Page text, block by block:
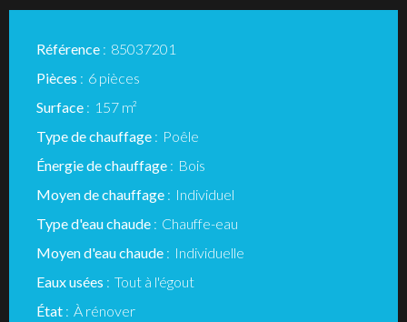
Référence
85037201
Pièces
6 pièces
Surface
157 m²
Type de chauffage
Poêle
Énergie de chauffage
Bois
Moyen de chauffage
Individuel
Type d'eau chaude
Chauffe-eau
Moyen d'eau chaude
Individuelle
Eaux usées
Tout à l'égout
État
À rénover